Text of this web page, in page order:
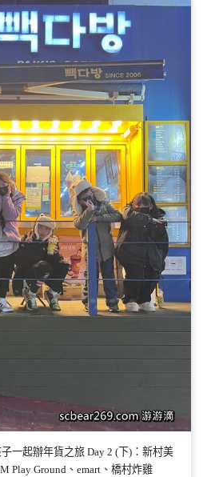
一起辦年貨之旅 Day 2 (下)：新村美
Play Ground、emart、橋村炸雞